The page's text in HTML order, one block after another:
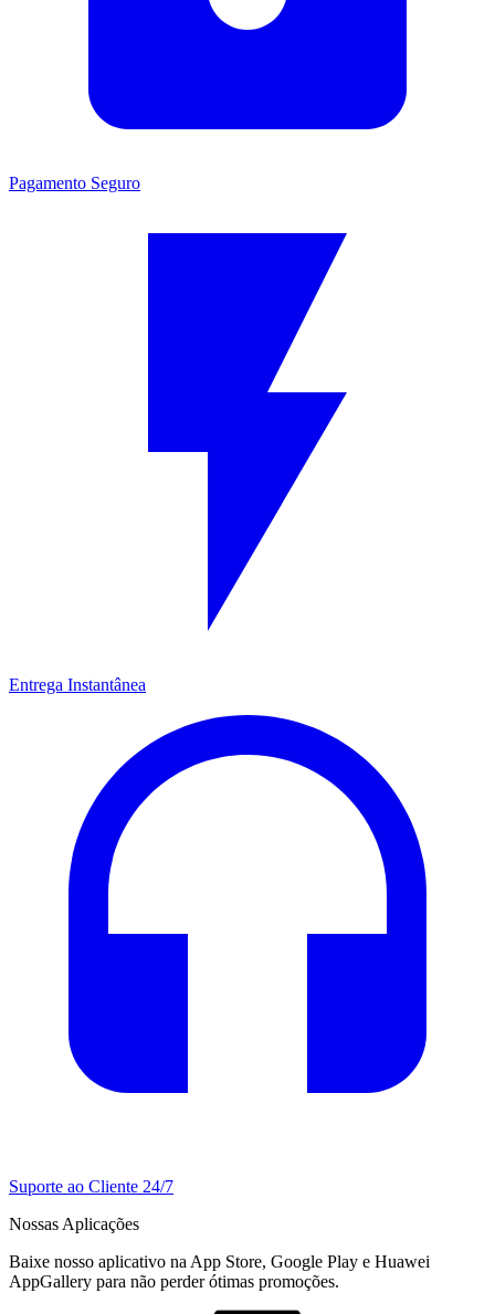
Pagamento Seguro
Entrega Instantânea
Suporte ao Cliente 24/7
Nossas Aplicações
Baixe nosso aplicativo na App Store, Google Play e Huawei
AppGallery para não perder ótimas promoções.